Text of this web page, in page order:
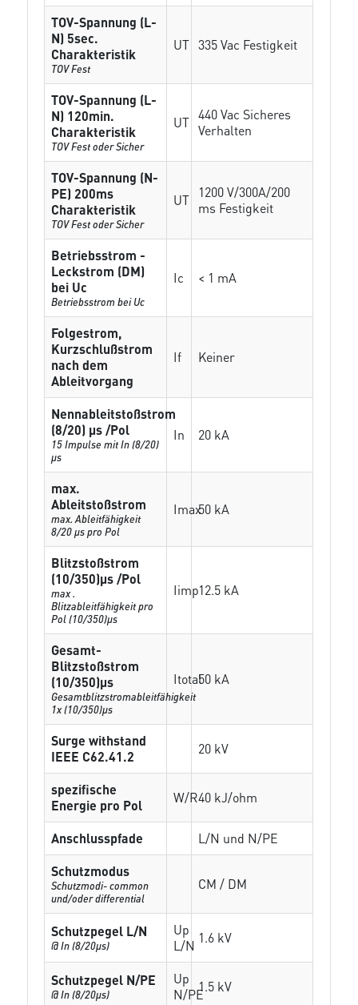
TOV-Spannung (L-
N) 5sec.
Charakteristik
TOV Fest
UT 335 Vac Festigkeit
TOV-Spannung (L-
N) 120min.
Charakteristik
TOV Fest oder Sicher
UT 440 Vac Sicheres
Verhalten
TOV-Spannung (N-
PE) 200ms
Charakteristik
TOV Fest oder Sicher
UT
1200 V/300A/200
ms Festigkeit
Betriebsstrom -
Leckstrom (DM)
bei Uc
Betriebsstrom bei Uc
Ic < 1 mA
Folgestrom,
Kurzschlußstrom
nach dem
Ableitvorgang
If Keiner
Nennableitstoßstrom
(8/20) µs /Pol
15 Impulse mit In (8/20)
µs
In 20 kA
max.
Ableitstoßstrom
max. Ableitfähigkeit
8/20 µs pro Pol
Imax50 kA
Blitzstoßstrom
(10/350)µs /Pol
max .
Blitzableitfähigkeit pro
Pol (10/350)µs
Iimp12.5 kA
Gesamt-
Blitzstoßstrom
(10/350)µs
Gesamtblitzstromableitfähigkeit
1x (10/350)µs
Itotal50 kA
Surge withstand
IEEE C62.41.2
20 kV
spezifische
Energie pro Pol
W/R40 kJ/ohm
Anschlusspfade
L/N und N/PE
Schutzmodus
Schutzmodi- common
und/oder differential
CM / DM
Schutzpegel L/N
@ In (8/20µs)
Up
L/N 1.6 kV
Schutzpegel N/PE
@ In (8/20µs)
Up
N/PE1.5 kV